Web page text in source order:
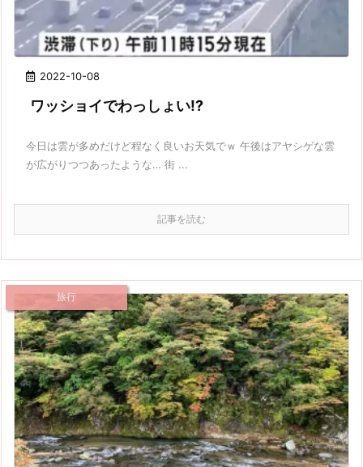
2022-10-08
ワッショイでわっしょい!?
今日は雲が多めだけど程なく良いお天気でｗ 午後はアヤシゲな雲
が広がりつつあったような… 街 ...
記事を読む
旅行